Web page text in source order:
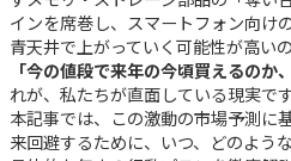
インを席巻し、スマートフォン向け
青天井で上がっていく可能性が高いの
「今の値段で来年の今頃買えるのか
れが、私たちが直面している現実です
本記事では、この激動の市場予測に
来回避するために、いつ、どのよう